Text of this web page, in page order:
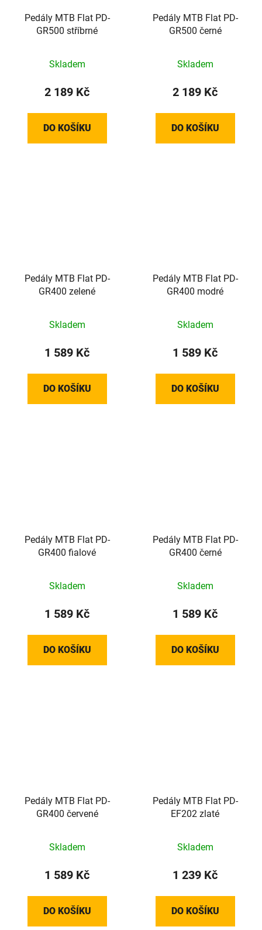
Pedály MTB Flat PD-
GR500 stříbrné
Skladem
2 189 Kč
DO KOŠÍKU
Pedály MTB Flat PD-
GR500 černé
Skladem
2 189 Kč
DO KOŠÍKU
Pedály MTB Flat PD-
GR400 zelené
Skladem
1 589 Kč
DO KOŠÍKU
Pedály MTB Flat PD-
GR400 modré
Skladem
1 589 Kč
DO KOŠÍKU
Pedály MTB Flat PD-
GR400 fialové
Skladem
1 589 Kč
DO KOŠÍKU
Pedály MTB Flat PD-
GR400 černé
Skladem
1 589 Kč
DO KOŠÍKU
Pedály MTB Flat PD-
GR400 červené
Skladem
1 589 Kč
DO KOŠÍKU
Pedály MTB Flat PD-
EF202 zlaté
Skladem
1 239 Kč
DO KOŠÍKU